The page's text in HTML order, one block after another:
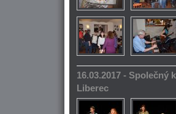
16.03.2017 -
Liberec